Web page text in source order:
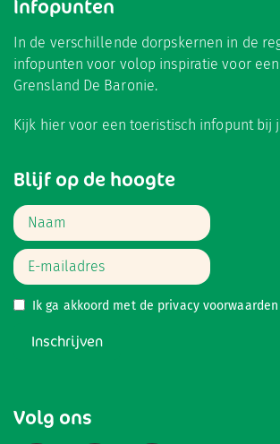
Infopunten
In de verschillende dorpskernen in de
infopunten voor volop inspiratie voor
Grensland De Baronie.
Kijk hiervoor een toeristisch infopunt bij
Blijf op de hoogte
Ik ga akkoord met de privacy voorwaarden
Inschrijven
Volg ons